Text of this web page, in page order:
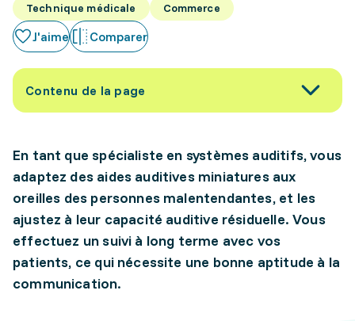
Technique médicale Commerce
J'aime Comparer
Contenu de la page
En tant que spécialiste en systèmes auditifs, vous
adaptez des aides auditives miniatures aux
oreilles des personnes malentendantes, et les
ajustez à leur capacité auditive résiduelle. Vous
effectuez un suivi à long terme avec vos
patients, ce qui nécessite une bonne aptitude à la
communication.